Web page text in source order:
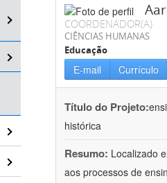
COORDENADOR(A)
CIÊNCIAS HUMANAS
Educação
E-mail Currículo
Título do Projeto:
histórica
Resumo: Localizado
aos processos de